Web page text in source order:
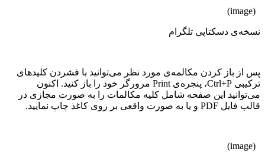
(image)
نسخه‌ی دسکتاپی تلگرام
پس از باز کردن مکالمه‌ی مورد نظر می‌توانید با فشردن کلیدهای
ترکیبی Ctrl+P، پنجره‌ی Print مرورگر خود را باز کنید. اکنون
می‌توانید این صفحه شامل کلیه مکالمات را به صورت مجازی در
قالب فایل PDF و یا به صورت واقعی بر روی کاغذ چاپ نمایید.
(image)